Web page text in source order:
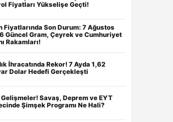
Fiyatları Yükselişe Geçti!
Fiyatlarında Son Durum: 7 Ağustos
Güncel Gram, Çeyrek ve Cumhuriyet
Rakamları!
İhracatında Rekor! 7 Ayda 1,62
Dolar Hedefi Gerçekleşti
Savaş, Deprem ve EYT
Şimşek Programı Ne Hali?